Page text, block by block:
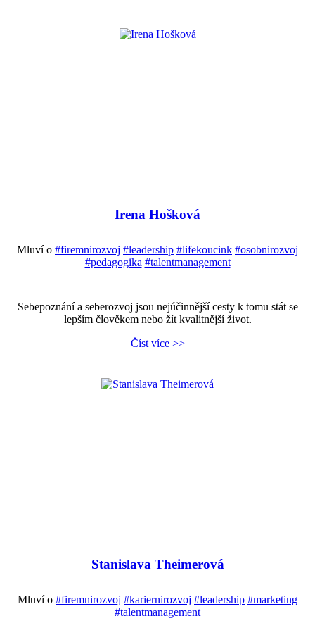
Irena Hošková
Mluví o #firemnirozvoj #leadership #lifekoucink #osobnirozvoj
#pedagogika #talentmanagement
Sebepoznání a seberozvoj jsou nejúčinnější cesty k tomu stát se
lepším člověkem nebo žít kvalitnější život.
Číst více >>
Stanislava Theimerová
Mluví o #firemnirozvoj #kariernirozvoj #leadership #marketing
#talentmanagement